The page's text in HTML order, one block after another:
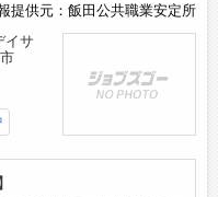
提供元：飯田公共職業安定所
サ